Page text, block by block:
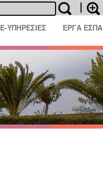
E-ΥΠΗΡΕΣΙΕΣ ΕΡΓΑ ΕΣΠΑ